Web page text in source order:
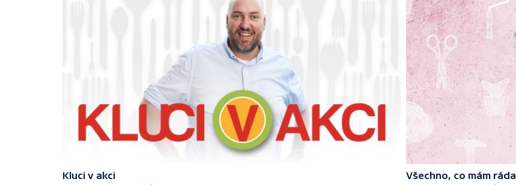
Kluci v akci
Všechno, co mám ráda